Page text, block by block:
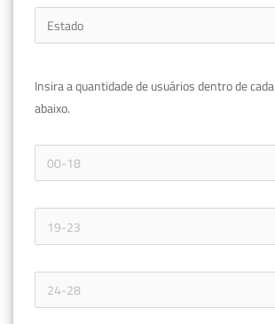
Insira a quantidade de usuários dentro de cada
abaixo.